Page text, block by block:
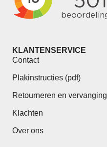
KLANTENSERVICE
Contact
Plakinstructies (pdf)
Retourneren en vervanging
Klachten
Over ons